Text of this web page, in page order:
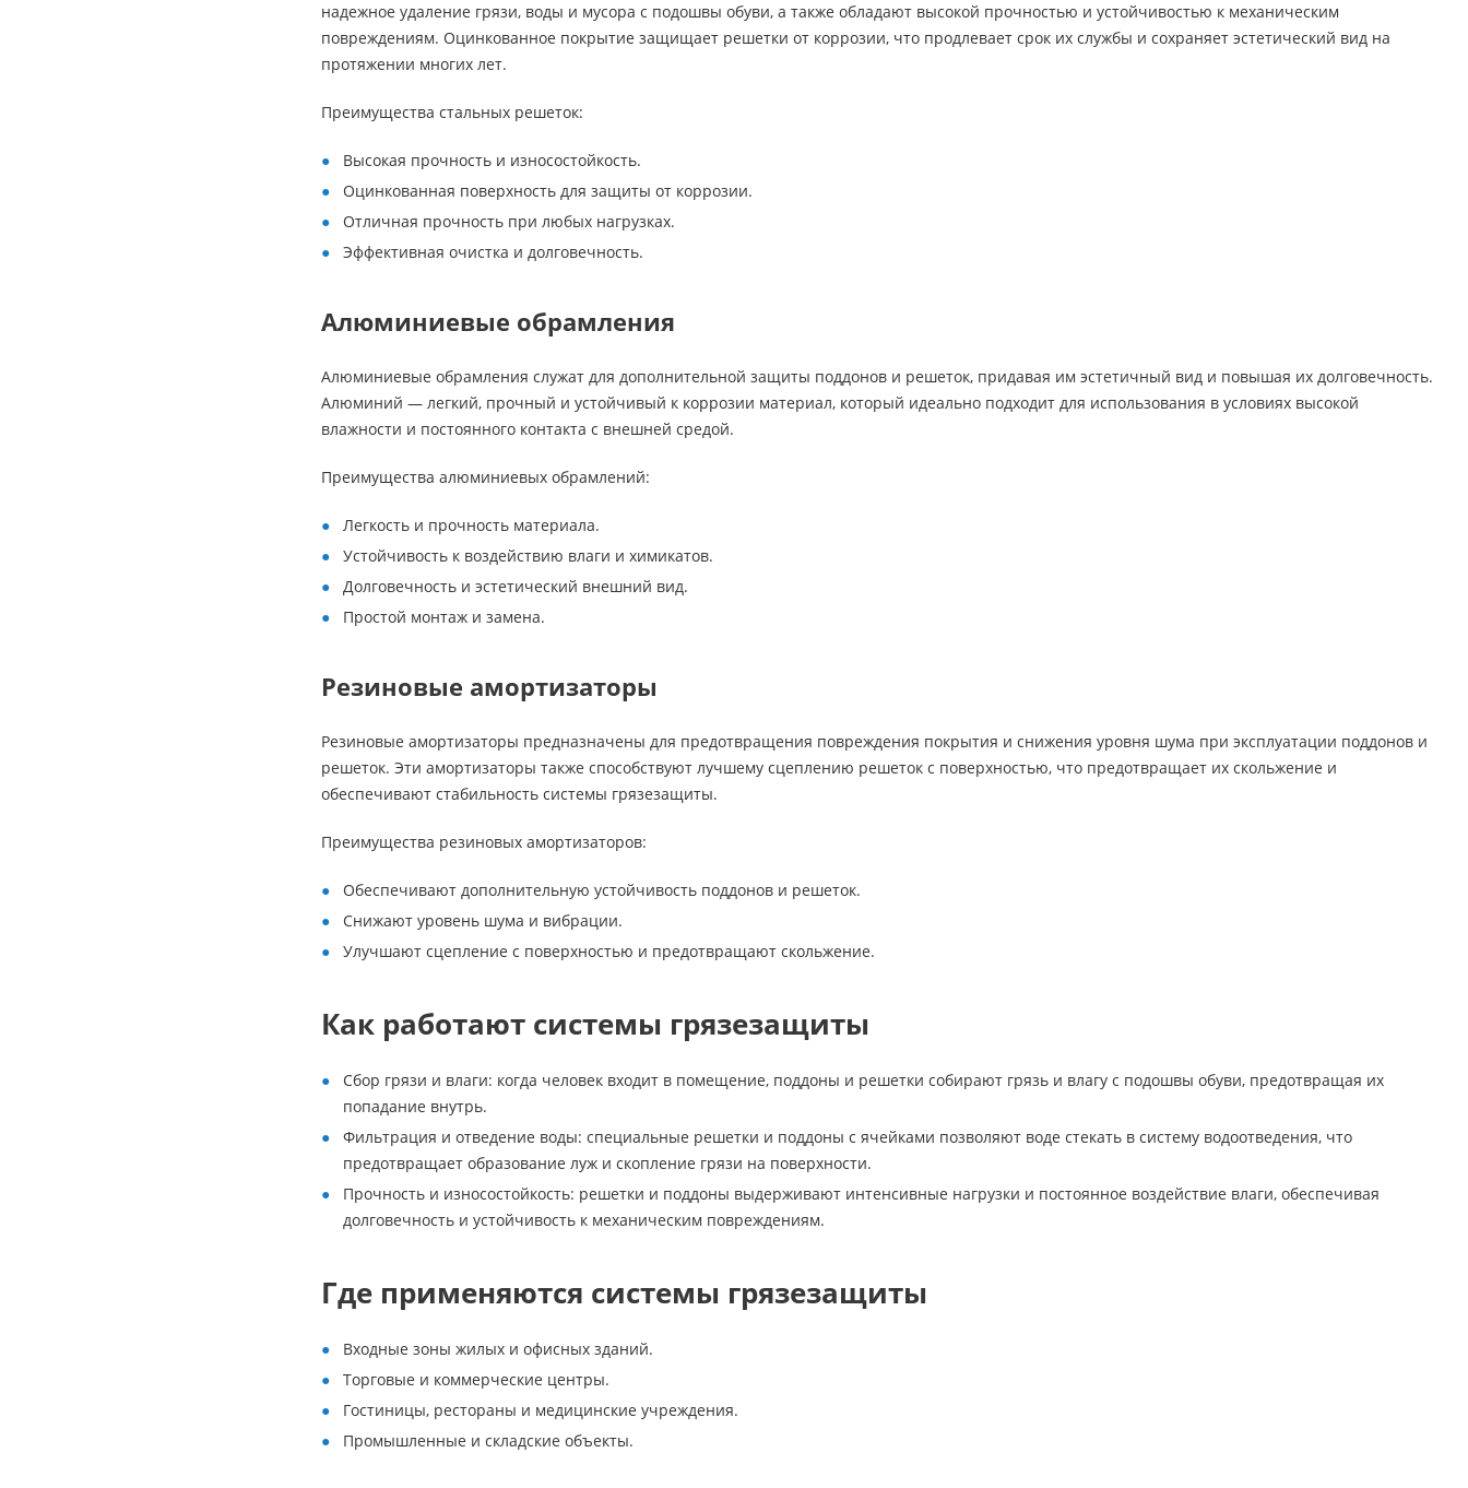
надежное удаление грязи, воды и мусора с подошвы обуви, а также обладают высокой прочностью и устойчивостью к механическим
повреждениям. Оцинкованное покрытие защищает решетки от коррозии, что продлевает срок их службы и сохраняет эстетический вид на
протяжении многих лет.
Преимущества стальных решеток:
Высокая прочность и износостойкость.
Оцинкованная поверхность для защиты от коррозии.
Отличная прочность при любых нагрузках.
Эффективная очистка и долговечность.
Алюминиевые обрамления
Алюминиевые обрамления служат для дополнительной защиты поддонов и решеток, придавая им эстетичный вид и повышая их долговечность.
Алюминий — легкий, прочный и устойчивый к коррозии материал, который идеально подходит для использования в условиях высокой
влажности и постоянного контакта с внешней средой.
Преимущества алюминиевых обрамлений:
Легкость и прочность материала.
Устойчивость к воздействию влаги и химикатов.
Долговечность и эстетический внешний вид.
Простой монтаж и замена.
Резиновые амортизаторы
Резиновые амортизаторы предназначены для предотвращения повреждения покрытия и снижения уровня шума при эксплуатации поддонов и
решеток. Эти амортизаторы также способствуют лучшему сцеплению решеток с поверхностью, что предотвращает их скольжение и
обеспечивают стабильность системы грязезащиты.
Преимущества резиновых амортизаторов:
Обеспечивают дополнительную устойчивость поддонов и решеток.
Снижают уровень шума и вибрации.
Улучшают сцепление с поверхностью и предотвращают скольжение.
Как работают системы грязезащиты
Сбор грязи и влаги: когда человек входит в помещение, поддоны и решетки собирают грязь и влагу с подошвы обуви, предотвращая их
попадание внутрь.
Фильтрация и отведение воды: специальные решетки и поддоны с ячейками позволяют воде стекать в систему водоотведения, что
предотвращает образование луж и скопление грязи на поверхности.
Прочность и износостойкость: решетки и поддоны выдерживают интенсивные нагрузки и постоянное воздействие влаги, обеспечивая
долговечность и устойчивость к механическим повреждениям.
Где применяются системы грязезащиты
Входные зоны жилых и офисных зданий.
Торговые и коммерческие центры.
Гостиницы, рестораны и медицинские учреждения.
Промышленные и складские объекты.